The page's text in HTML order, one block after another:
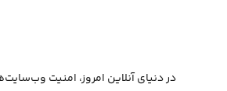
در دنیای آنلاین امروز، امنیت